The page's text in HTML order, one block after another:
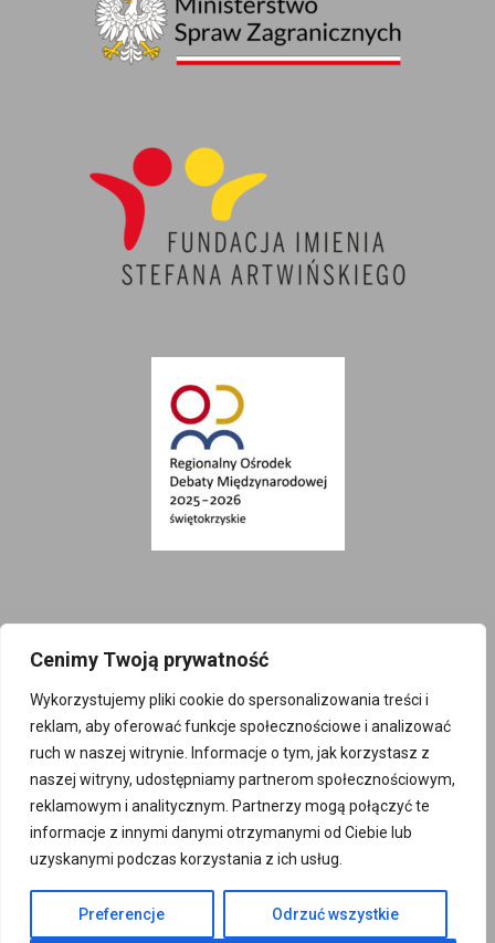
Cenimy Twoją prywatność
Wykorzystujemy pliki cookie do spersonalizowania treści i
reklam, aby oferować funkcje społecznościowe i analizować
ruch w naszej witrynie. Informacje o tym, jak korzystasz z
naszej witryny, udostępniamy partnerom społecznościowym,
reklamowym i analitycznym. Partnerzy mogą połączyć te
informacje z innymi danymi otrzymanymi od Ciebie lub
uzyskanymi podczas korzystania z ich usług.
Preferencje Odrzuć wszystkie
Projekt finansowany z budżetu Państwa w
ramach konkursu Ministra Spraw
Zagranicznych RP „Regionalny Ośrodek Debaty
Międzynarodowej 2025-2026”
© 2025
sempc